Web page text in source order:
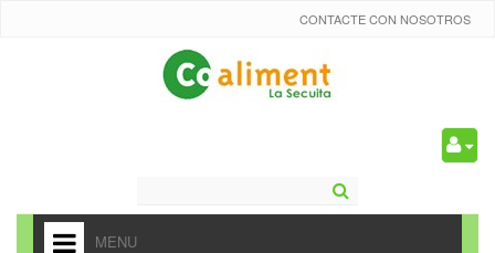
CONTACTE CON NOSOTROS
MENU